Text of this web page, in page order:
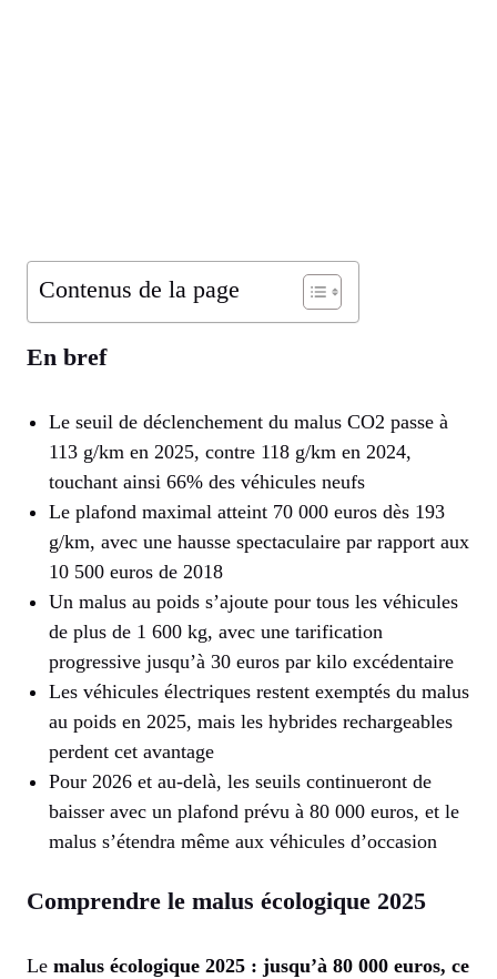
Contenus de la page
En bref
Le seuil de déclenchement du malus CO2 passe à
113 g/km en 2025, contre 118 g/km en 2024,
touchant ainsi 66% des véhicules neufs
Le plafond maximal atteint 70 000 euros dès 193
g/km, avec une hausse spectaculaire par rapport aux
10 500 euros de 2018
Un malus au poids s’ajoute pour tous les véhicules
de plus de 1 600 kg, avec une tarification
progressive jusqu’à 30 euros par kilo excédentaire
Les véhicules électriques restent exemptés du malus
au poids en 2025, mais les hybrides rechargeables
perdent cet avantage
Pour 2026 et au-delà, les seuils continueront de
baisser avec un plafond prévu à 80 000 euros, et le
malus s’étendra même aux véhicules d’occasion
Comprendre le malus écologique 2025
Le malus écologique 2025 : jusqu’à 80 000 euros, ce